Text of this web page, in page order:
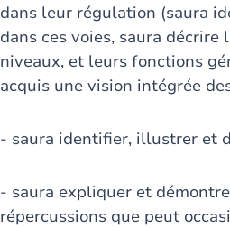
dans leur régulation (saura
dans ces voies, saura
niveaux, et leurs fonctions
acquis une vision intégrée
- saura identifier, illustrer et
- saura expliquer et
répercussions que peut